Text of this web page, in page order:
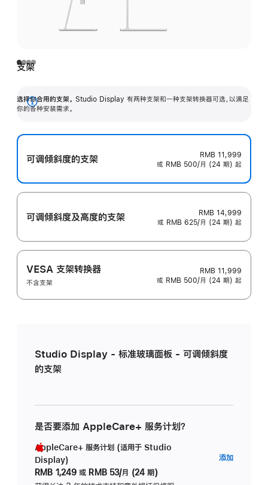
支架
选择你合用的支架。 Studio Display 有两种支架和一种支架转换器可选，以满足
你的各种安装需求。
展
可调倾斜度的支架
RMB 11,999
或 RMB 500/月 (24 期) 起
可调倾斜度及高‍度的支‍架
RMB 14,999
或 RMB 625/月 (24 期) 起
VESA 支架转换器
不含支架
RMB 11,999
或 RMB 500/月 (24 期) 起
Studio Display - 标准玻璃面板 - 可调倾斜度
的支架
是否要添加 AppleCare+ 服务计划？
AppleCare+ 服务计划 (适用于 Studio
Display)
RMB 1,249 或 RMB 53/月 (24 期)
添加